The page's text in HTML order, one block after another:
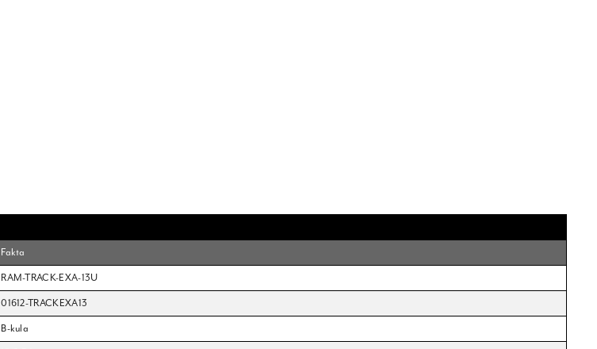
Fakta
RAM-TRACK-EXA-13U
01612-TRACKEXA13
B-kula